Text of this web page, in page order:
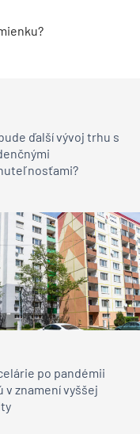
ďalší vývoj trhu s
po pandémii
v znamení vyššej